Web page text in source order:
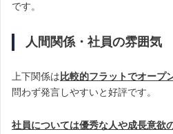
です。
人間関係・社員の雰囲気
上下関係は 比較的フラットでオープ
問わず発言しやすいと好評です。
社員については優秀な人や成長意欲